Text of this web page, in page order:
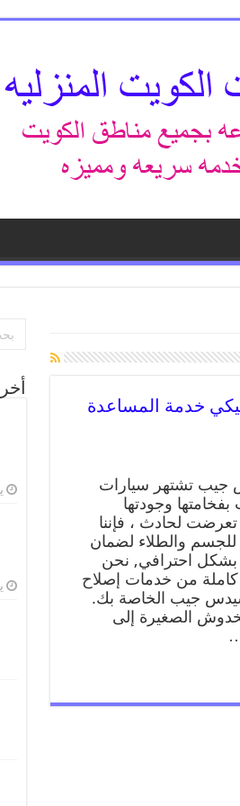
ميكانيكي خدمة المساعدة
جيب تشتهر سيارات
وجودتها
تعرضت لحادث ، فإننا
والطلاء لضمان
بشكل احترافي, نحن
من خدمات إصلاح
جيب الخاصة بك.
الصغيرة إلى